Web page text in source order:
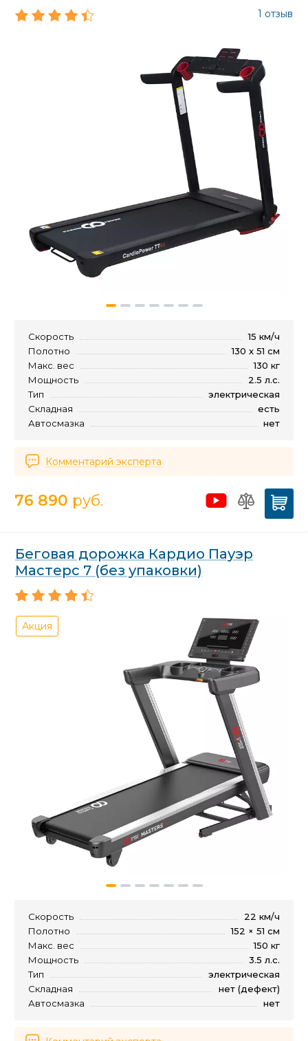
1 отзыв
Скорость
15 км/ч
Полотно
130 х 51 см
Макс. вес
130 кг
Мощность
2.5 л.с.
Тип
электрическая
Складная
есть
Автосмазка
нет
Комментарий эксперта
76 890 руб.
Беговая дорожка Кардио Пауэр
Мастерс 7 (без упаковки)
Акция
Скорость
22 км/ч
Полотно
152 × 51 см
Макс. вес
150 кг
Мощность
3.5 л.с.
Тип
электрическая
Складная
нет (дефект)
Автосмазка
нет